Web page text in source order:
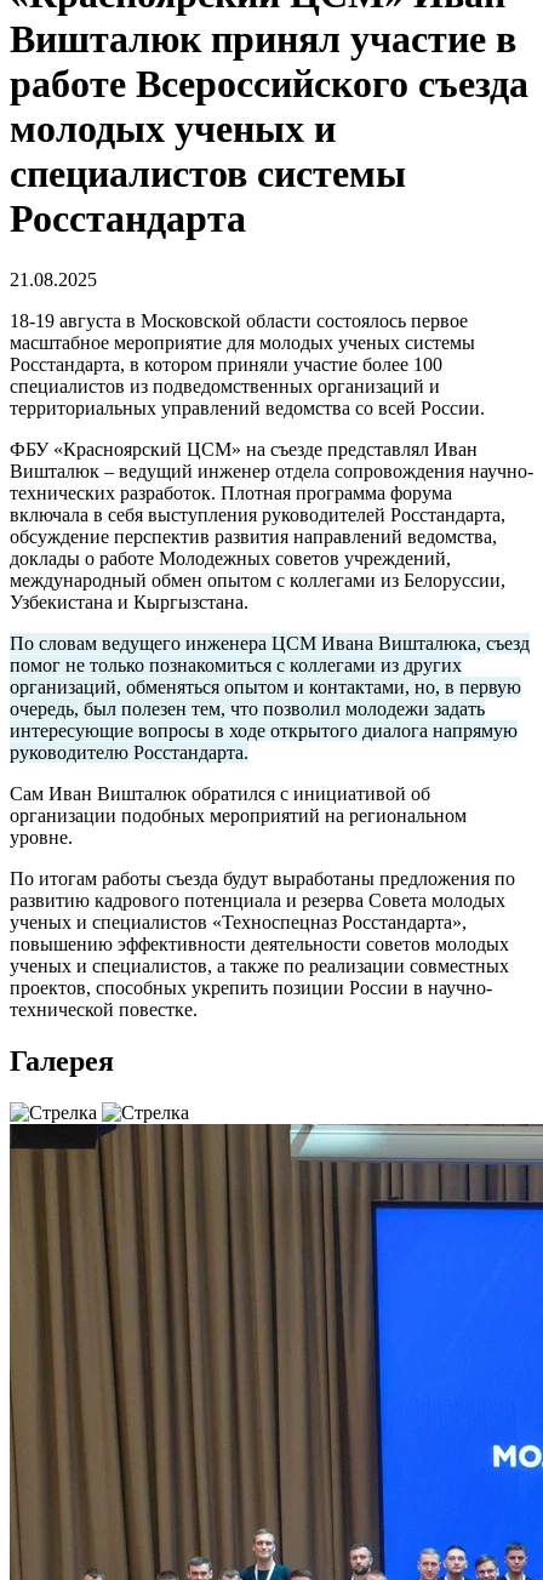
Вишталюк принял участие в
работе Всероссийского съезда
молодых ученых и
специалистов системы
Росстандарта
21.08.2025
18-19 августа в Московской области состоялось первое
масштабное мероприятие для молодых ученых системы
Росстандарта, в котором приняли участие более 100
специалистов из подведомственных организаций и
территориальных управлений ведомства со всей России.
ФБУ «Красноярский ЦСМ» на съезде представлял Иван
Вишталюк – ведущий инженер отдела сопровождения научно-
технических разработок. Плотная программа форума
включала в себя выступления руководителей Росстандарта,
обсуждение перспектив развития направлений ведомства,
доклады о работе Молодежных советов учреждений,
международный обмен опытом с коллегами из Белоруссии,
Узбекистана и Кыргызстана.
По словам ведущего инженера ЦСМ Ивана Вишталюка, съезд
помог не только познакомиться с коллегами из других
организаций, обменяться опытом и контактами, но, в первую
очередь, был полезен тем, что позволил молодежи задать
интересующие вопросы в ходе открытого диалога напрямую
руководителю Росстандарта.
Сам Иван Вишталюк обратился с инициативой об
организации подобных мероприятий на региональном
уровне.
По итогам работы съезда будут выработаны предложения по
развитию кадрового потенциала и резерва Совета молодых
ученых и специалистов «Техноспецназ Росстандарта»,
повышению эффективности деятельности советов молодых
ученых и специалистов, а также по реализации совместных
проектов, способных укрепить позиции России в научно-
технической повестке.
Галерея